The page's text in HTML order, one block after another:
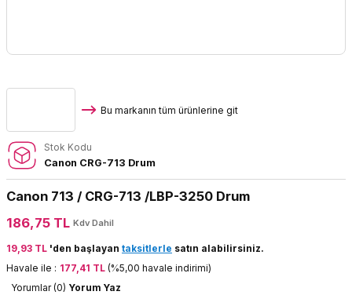
Bu markanın tüm ürünlerine git
Stok Kodu
Canon CRG-713 Drum
Canon 713 / CRG-713 /LBP-3250 Drum
186,75 TL Kdv Dahil
19,93 TL 'den başlayan taksitlerle satın alabilirsiniz.
Havale ile : 177,41 TL (%5,00 havale indirimi)
Yorumlar (0) Yorum Yaz